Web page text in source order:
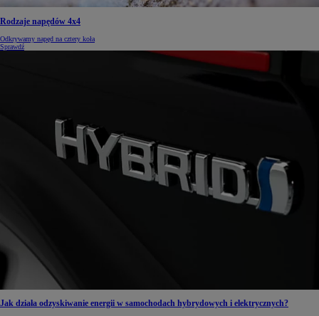
Rodzaje napędów 4x4
Odkrywamy napęd na cztery koła
Sprawdź
Jak działa odzyskiwanie energii w samochodach hybrydowych i elektrycznych?